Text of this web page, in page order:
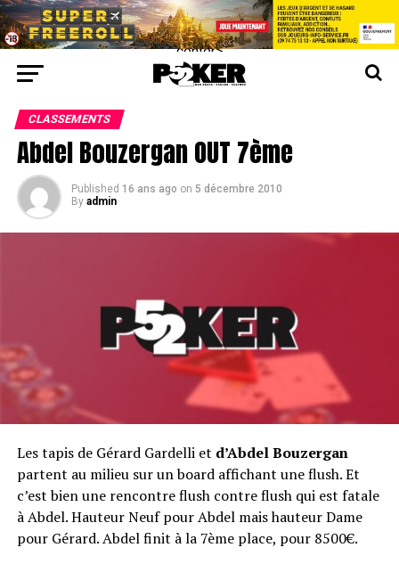
center>
CLASSEMENTS
Abdel Bouzergan OUT 7ème
Published 16 ans ago on 5 décembre 2010
By admin
Les tapis de Gérard Gardelli et d’Abdel Bouzergan
partent au milieu sur un board affichant une flush. Et
c’est bien une rencontre flush contre flush qui est fatale
à Abdel. Hauteur Neuf pour Abdel mais hauteur Dame
pour Gérard. Abdel finit à la 7ème place, pour 8500€.